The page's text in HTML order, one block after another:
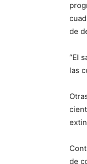
de
“El
las
de